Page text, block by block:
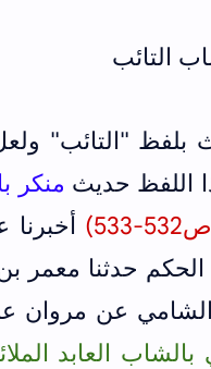
التائب
بلفظ "التائب"
اللفظ حديث منكر
533
)
حدثنا معمر
الشامي عن
بالشاب العابد